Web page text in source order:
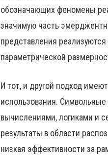
обозначающих феномены
значимую часть
представления
параметрической
И тот, и другой подход
использования.
вычислениями, логиками и
результаты в области
низкая эффективности за